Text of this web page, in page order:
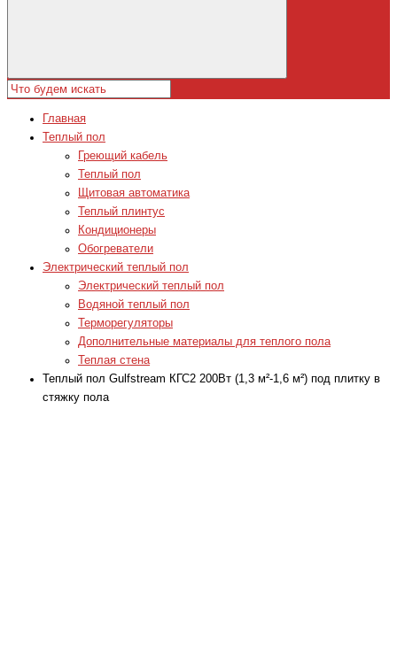
Главная
Теплый пол
Греющий кабель
Теплый пол
Щитовая автоматика
Теплый плинтус
Кондиционеры
Обогреватели
Электрический теплый пол
Электрический теплый пол
Водяной теплый пол
Терморегуляторы
Дополнительные материалы для теплого пола
Теплая стена
Теплый пол Gulfstream КГС2 200Вт (1,3 м²-1,6 м²) под плитку в
стяжку пола